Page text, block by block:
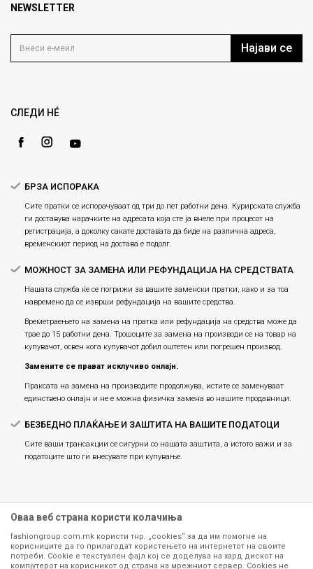
Продавници
Блог
Gift Card
Политика на приватност
Како да купите
Замена и рефундација на производи
NEWSLETTER
Најави се
СЛЕДИ НÉ
БРЗА ИСПОРАКА
Сите пратки се испорачуваат од три до пет работни дена. Курирската служба
ги доставува нарачките на адресата која сте ја внеле при процесот на
регистрација, а доколку сакате доставата да биде на различна адреса,
временскиот период на достава е подолг.
МОЖНОСТ ЗА ЗАМЕНА ИЛИ РЕФУНДАЦИЈА НА СРЕДСТВАТА
Нашата служба ќе се погрижи за вашите заменски пратки, како и за тоа
навремено да се изврши рефундација на вашите средства.
Времетраењето на замена на пратка или рефундацијa на средства може да
трае до 15 работни дена. Трошоците за замена на производи се на товар на
купувачот, освен кога купувачот добил оштетен или погрешен производ.
Замените се прават исклучиво онлајн.
Праксата на замена на производите продолжува, истите се заменуваат
единствено онлајн и не е можна физичка замена во нашите продавници.
БЕЗБЕДНО ПЛАЌАЊЕ И ЗАШТИТА НА ВАШИТЕ ПОДАТОЦИ
Сите ваши трансакции се сигурни со нашата заштита, а истото важи и за
податоците што ги внесувате при купување.
Оваа веб страна користи колачиња
fashiongroup.com.mk користи тнр. „cookies“ за да им помогне на
корисниците да го прилагодат користењето на интернетот на своите
потреби. Cookie е текстуален фајл кој се доделува на хард дискот на
компјутерот на корисникот од страна на мрежниот сервер. Cookies не